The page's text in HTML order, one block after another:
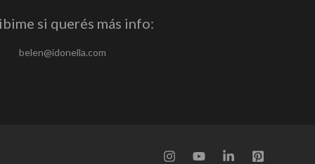
si querés más info:
belen@idonella.com